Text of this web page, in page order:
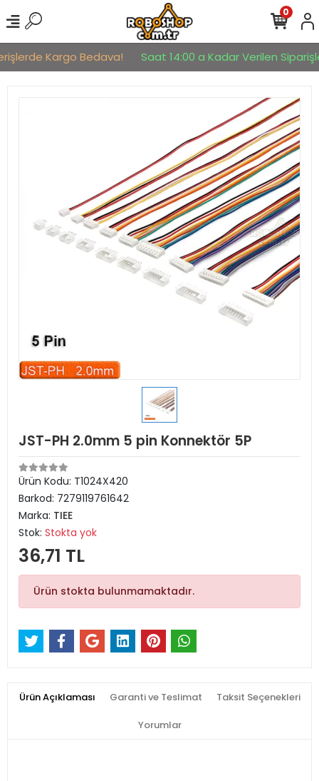
Kargo Bedava! Saat 14:00 a Kadar Verilen
0
JST-PH 2.0mm 5 pin Konnektör 5P
Ürün Kodu: T1024X420
Barkod: 7279119761642
Marka: TIEE
Stok: Stokta yok
36,71 TL
Ürün stokta bulunmamaktadır.
Ürün Açıklaması Garanti ve Teslimat Taksit Seçenekleri
Yorumlar